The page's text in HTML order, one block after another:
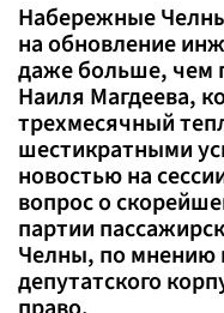
Набережные
на обновление
даже больше, чем
Наиля Магдеева,
трехмесячный
шестикратными
новостью на
вопрос о
партии
Челны, по мнению
депутатского